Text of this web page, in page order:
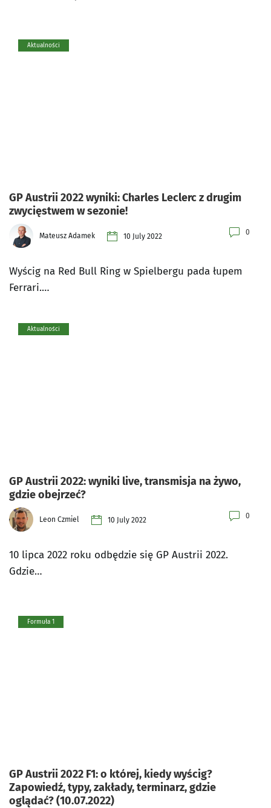
Aktualności
GP Austrii 2022 wyniki: Charles Leclerc z drugim
zwycięstwem w sezonie!
Mateusz Adamek 10 July 2022 0
Wyścig na Red Bull Ring w Spielbergu pada łupem
Ferrari.…
Aktualności
GP Austrii 2022: wyniki live, transmisja na żywo,
gdzie obejrzeć?
Leon Czmiel 10 July 2022 0
10 lipca 2022 roku odbędzie się GP Austrii 2022.
Gdzie…
Formuła 1
GP Austrii 2022 F1: o której, kiedy wyścig?
Zapowiedź, typy, zakłady, terminarz, gdzie
oglądać? (10.07.2022)